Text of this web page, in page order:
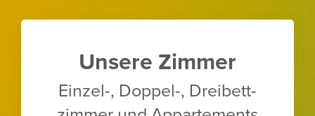
Unsere Zimmer
Einzel-, Doppel-, Drei­bett­